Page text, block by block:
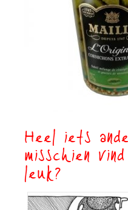
Heel iets
misschien
leuk?